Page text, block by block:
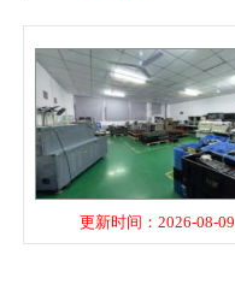
更新时间：2026-08-09